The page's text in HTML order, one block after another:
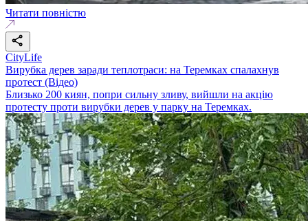
Читати повністю
CityLife
Вирубка дерев заради теплотраси: на Теремках спалахнув
протест (Відео)
Близько 200 киян, попри сильну зливу, вийшли на акцію
протесту проти вирубки дерев у парку на Теремках.